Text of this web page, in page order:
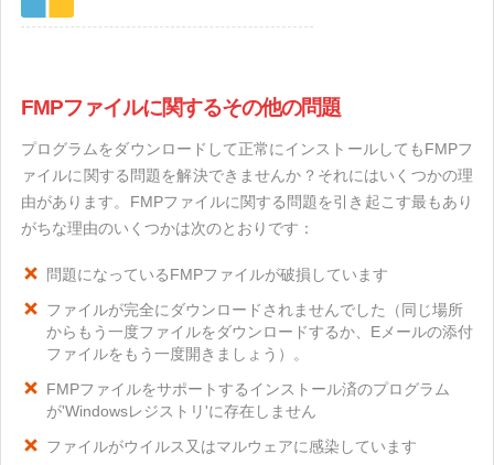
FMPファイルに関するその他の問題
プログラムをダウンロードして正常にインストールしてもFMPフ
ァイルに関する問題を解決できませんか？それにはいくつかの理
由があります。FMPファイルに関する問題を引き起こす最もあり
がちな理由のいくつかは次のとおりです：
問題になっているFMPファイルが破損しています
ファイルが完全にダウンロードされませんでした（同じ場所
からもう一度ファイルをダウンロードするか、Eメールの添付
ファイルをもう一度開きましょう）。
FMPファイルをサポートするインストール済のプログラム
が'Windowsレジストリ'に存在しません
ファイルがウイルス又はマルウェアに感染しています